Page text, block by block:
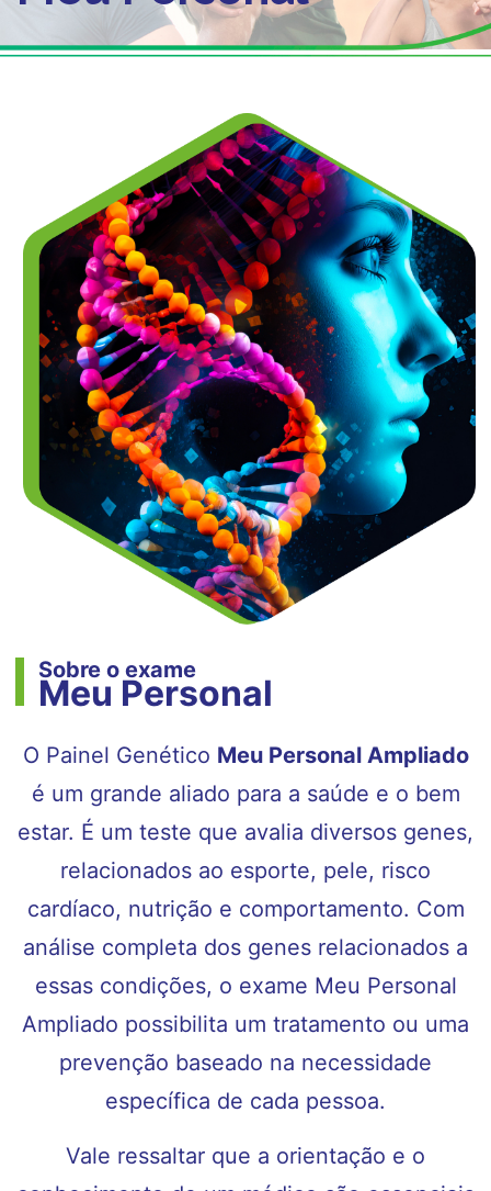
Sobre o exame
Meu Personal
O Painel Genético Meu Personal Ampliado
é um grande aliado para a saúde e o bem
estar. É um teste que avalia diversos genes,
relacionados ao esporte, pele, risco
cardíaco, nutrição e comportamento. Com
análise completa dos genes relacionados a
essas condições, o exame Meu Personal
Ampliado possibilita um tratamento ou uma
prevenção baseado na necessidade
específica de cada pessoa.
Vale ressaltar que a orientação e o